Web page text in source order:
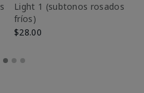
Light 1​ (subtonos rosados
fríos)
$28.00